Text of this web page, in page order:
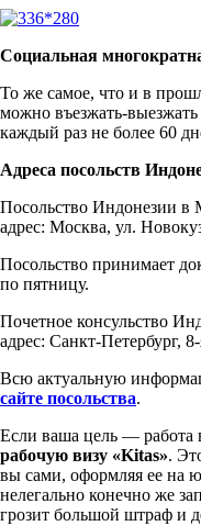
Социальная
То же самое, что и в
можно въезжать-
каждый раз не более 60
Адреса посольств
Посольство Индонезии в
адрес: Москва, ул.
Посольство принимает
по пятницу.
Почетное консульство
адрес: Санкт-Петербург,
Всю актуальную
сайте посольства.
Если ваша цель — работа
рабочую визу «Kitas».
вы сами, оформляя ее на
нелегально конечно же
грозит большой штраф и